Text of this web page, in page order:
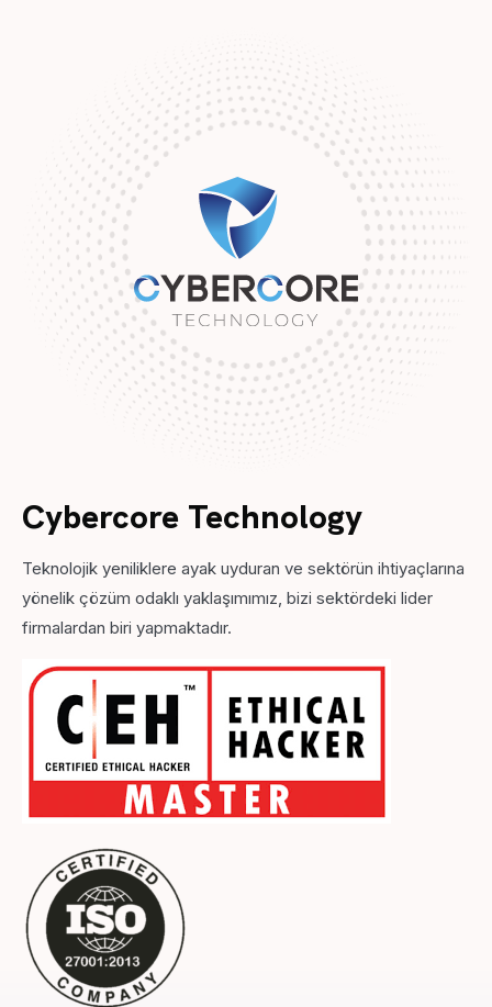
Cybercore Technology
Teknolojik yeniliklere ayak uyduran ve sektörün ihtiyaçlarına
yönelik çözüm odaklı yaklaşımımız, bizi sektördeki lider
firmalardan biri yapmaktadır.